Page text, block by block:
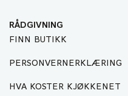
RÅDGIVNING
FINN BUTIKK
PERSONVERNERKLÆRING
HVA KOSTER KJØKKENET